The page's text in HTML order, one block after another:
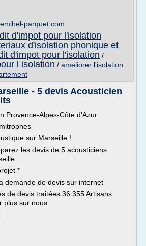
parquet.com
d'impot pour l'isolation
d'isolation phonique et
d'impot pour l'isolation /
l isolation / ameliorer l'isolation
- 5 devis Acousticien
Provence-Alpes-Côte d'Azur
sur Marseille !
les devis de 5 acousticiens
*
demande de devis sur internet
de devis traitées 36 355 Artisans
plus sur nous